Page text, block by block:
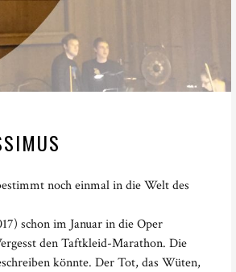
noch einmal in die Welt des
schon im Januar in die Oper
den Taftkleid-Marathon. Die
könnte. Der Tot, das Wüten,